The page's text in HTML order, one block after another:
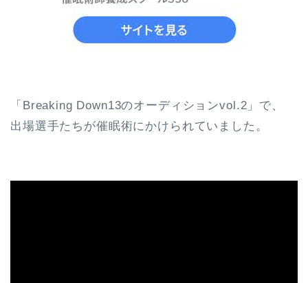
「Breaking Down13のオーディションvol.2」で、
出場選手たちが催眠術にかけられていました。